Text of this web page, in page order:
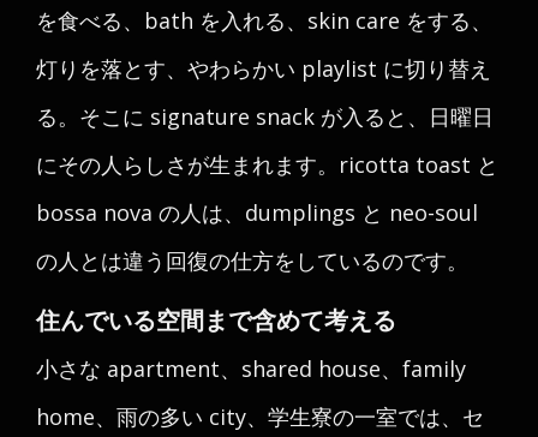
を食べる、bath を入れる、skin care をする、
灯りを落とす、やわらかい playlist に切り替え
る。そこに signature snack が入ると、日曜日
にその人らしさが生まれます。ricotta toast と
bossa nova の人は、dumplings と neo-soul
の人とは違う回復の仕方をしているのです。
住んでいる空間まで含めて考える
小さな apartment、shared house、family
home、雨の多い city、学生寮の一室では、セ